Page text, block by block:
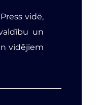
vidē,
un
vidējiem